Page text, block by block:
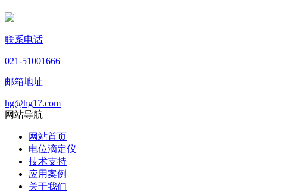
联系电话
021-51001666
邮箱地址
hg@hg17.com
网站导航
网站首页
电位滴定仪
技术支持
应用案例
关于我们